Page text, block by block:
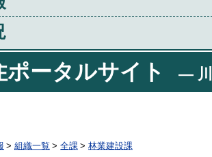
ポータルサイト ―
組織一覧 全課 林業建設課